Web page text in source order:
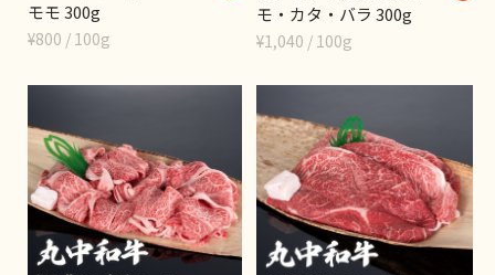
モモ 300g
¥800 / 100g
モ・カタ・バラ 300g
¥1,040 / 100g